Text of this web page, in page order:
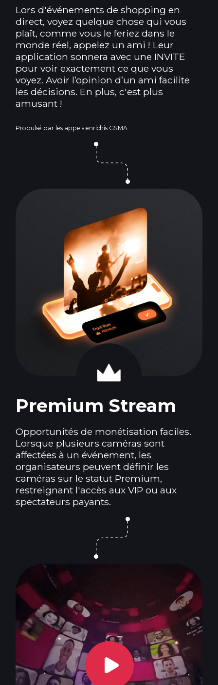
Lors d'événements de shopping en
direct, voyez quelque chose qui vous
plaît, comme vous le feriez dans le
monde réel, appelez un ami ! Leur
application sonnera avec une INVITE
pour voir exactement ce que vous
voyez. Avoir l’opinion d’un ami facilite
les décisions. En plus, c'est plus
amusant !
Propulsé par les appels enrichis GSMA
Premium Stream
Opportunités de monétisation faciles.
Lorsque plusieurs caméras sont
affectées à un événement, les
organisateurs peuvent définir les
caméras sur le statut Premium,
restreignant l'accès aux VIP ou aux
spectateurs payants.